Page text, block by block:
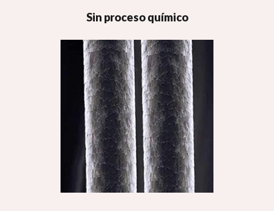
Sin proceso químico